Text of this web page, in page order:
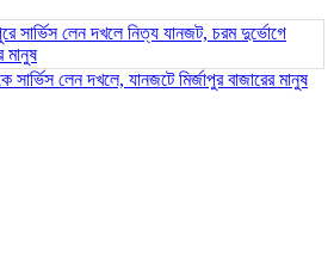
সার্ভিস লেন দখলে, যানজটে মির্জাপুর বাজারের মানুষ